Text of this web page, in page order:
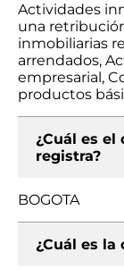
Actividades
una
inmobiliarias
arrendados,
empresarial,
productos
¿Cuál es
registra?
BOGOTA
¿Cuál es la